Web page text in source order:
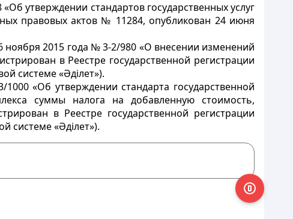
утверждении стандартов государственных услуг
правовых актов № 11284, опубликован 24 июня
ноября 2015 года № 3-2/980 «О внесении изменений
в Реестре государственной регистрации
системе «Әділет»).
«Об утверждении стандарта государственной
суммы налога на добавленную стоимость,
в Реестре государственной регистрации
системе «Әділет»).